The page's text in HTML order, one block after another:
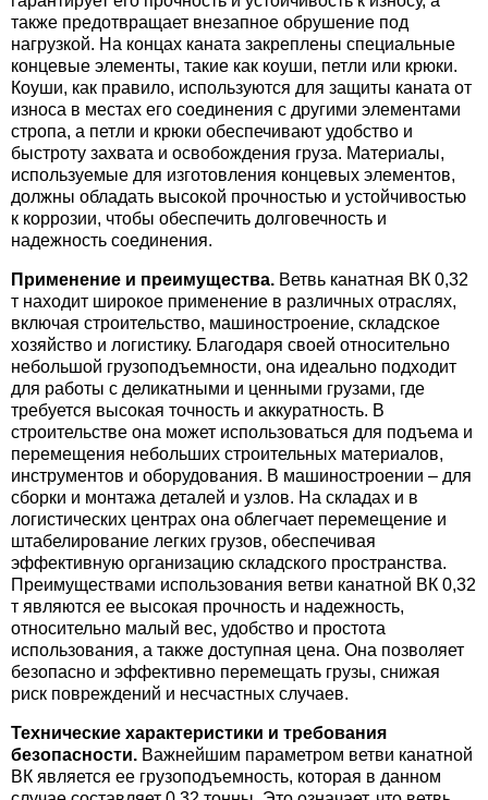
также предотвращает внезапное обрушение под
нагрузкой. На концах каната закреплены специальные
концевые элементы, такие как коуши, петли или крюки.
Коуши, как правило, используются для защиты каната от
износа в местах его соединения с другими элементами
стропа, а петли и крюки обеспечивают удобство и
быстроту захвата и освобождения груза. Материалы,
используемые для изготовления концевых элементов,
должны обладать высокой прочностью и устойчивостью
к коррозии, чтобы обеспечить долговечность и
надежность соединения.
Применение и преимущества. Ветвь канатная ВК 0,32
т находит широкое применение в различных отраслях,
включая строительство, машиностроение, складское
хозяйство и логистику. Благодаря своей относительно
небольшой грузоподъемности, она идеально подходит
для работы с деликатными и ценными грузами, где
требуется высокая точность и аккуратность. В
строительстве она может использоваться для подъема и
перемещения небольших строительных материалов,
инструментов и оборудования. В машиностроении – для
сборки и монтажа деталей и узлов. На складах и в
логистических центрах она облегчает перемещение и
штабелирование легких грузов, обеспечивая
эффективную организацию складского пространства.
Преимуществами использования ветви канатной ВК 0,32
т являются ее высокая прочность и надежность,
относительно малый вес, удобство и простота
использования, а также доступная цена. Она позволяет
безопасно и эффективно перемещать грузы, снижая
риск повреждений и несчастных случаев.
Технические характеристики и требования
безопасности. Важнейшим параметром ветви канатной
ВК является ее грузоподъемность, которая в данном